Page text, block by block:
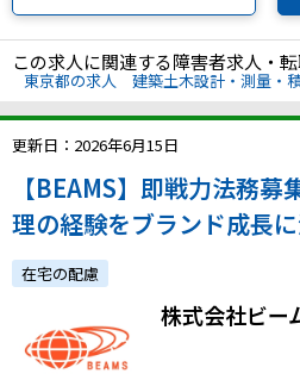
この求人に関連する障害者求人・
東京都の求人 建築土木設計・測量・
更新日：2026年6月15日
【BEAMS】即戦力法務
理の経験をブランド成長
フルフレックス・在宅勤務
在宅の配慮
株式会社ビー